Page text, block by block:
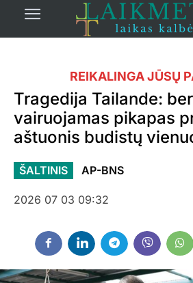
REIKALINGA JŪSŲ
Tragedija Tailande:
vairuojamas pikapas
aštuonis budistų
ŠALTINIS AP-BNS
2026 07 03 09:32